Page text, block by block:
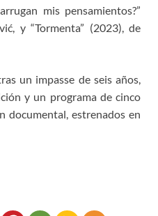
mis pensamientos?”
y “Tormenta” (2023), de
un impasse de seis años,
y un programa de cinco
documental, estrenados en